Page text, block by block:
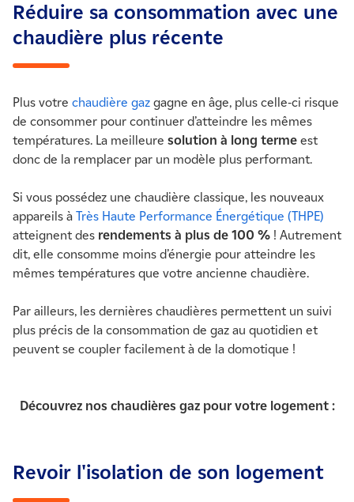
Réduire sa consommation avec une
chaudière plus récente
Plus votre chaudière gaz gagne en âge, plus celle-ci risque
de consommer pour continuer d’atteindre les mêmes
températures. La meilleure solution à long terme est
donc de la remplacer par un modèle plus performant.
Si vous possédez une chaudière classique, les nouveaux
appareils à Très Haute Performance Énergétique (THPE)
atteignent des rendements à plus de 100 % ! Autrement
dit, elle consomme moins d’énergie pour atteindre les
mêmes températures que votre ancienne chaudière.
Par ailleurs, les dernières chaudières permettent un suivi
plus précis de la consommation de gaz au quotidien et
peuvent se coupler facilement à de la domotique !
Découvrez nos chaudières gaz pour votre logement :
Revoir l'isolation de son logement